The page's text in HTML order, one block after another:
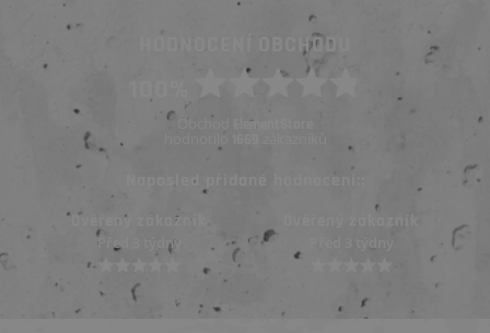
HODNOCENÍ OBCHODU
Obchod ElementStore
hodnotilo
Naposled přidané hodnocení::
Ověřený zákazník
Před 3 týdny